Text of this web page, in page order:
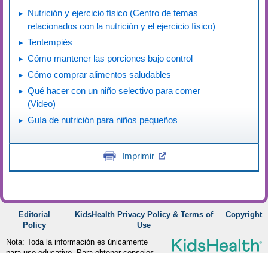
Nutrición y ejercicio físico (Centro de temas
relacionados con la nutrición y el ejercicio físico)
Tentempiés
Cómo mantener las porciones bajo control
Cómo comprar alimentos saludables
Qué hacer con un niño selectivo para comer
(Video)
Guía de nutrición para niños pequeños
Imprimir
Editorial
Policy
KidsHealth Privacy Policy & Terms of
Use
Copyright
Nota: Toda la información es únicamente